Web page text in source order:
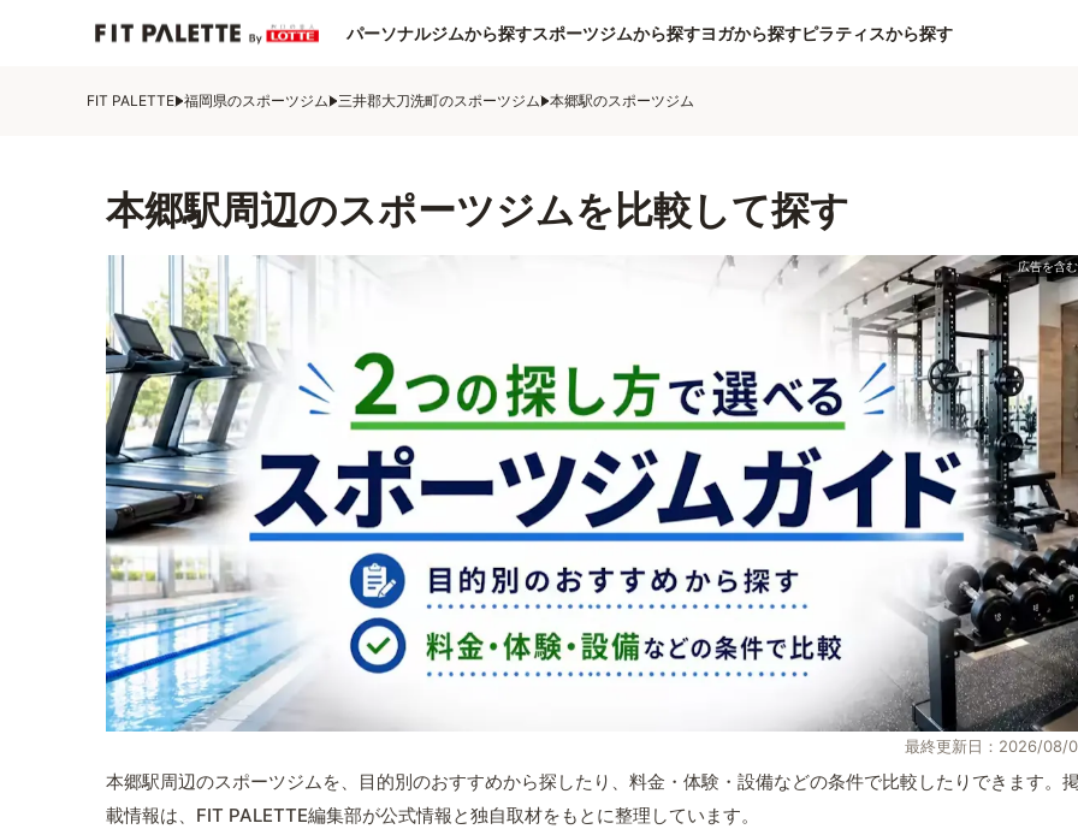
パーソナルジムから探すスポーツジムから探すヨガから探すピラティスから探す
FIT PALETTE 福岡県のスポーツジム 三井郡大刀洗町のスポーツジム 本郷駅のスポーツジム
本郷駅周辺のスポーツジムを比較して探す
最終更新日：2026/08/
本郷駅周辺のスポーツジムを、目的別のおすすめから探したり、料金・体験・設備などの条件で比較したりできます。
載情報は、FIT PALETTE編集部が公式情報と独自取材をもとに整理しています。